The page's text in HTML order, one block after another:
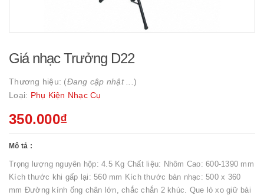
Giá nhạc Trưởng D22
Thương hiệu: (Đang cập nhật ... )
Loại: Phụ Kiện Nhạc Cụ
350.000₫
Mô tả :
Trọng lượng nguyên hộp: 4.5 Kg Chất liệu: Nhôm Cao: 600-1390 mm
Kích thước khi gấp lại: 560 mm Kích thước bàn nhạc: 500 x 360
mm Đường kính ống chân lớn, chắc chắn 2 khúc. Que lò xo giữ bài